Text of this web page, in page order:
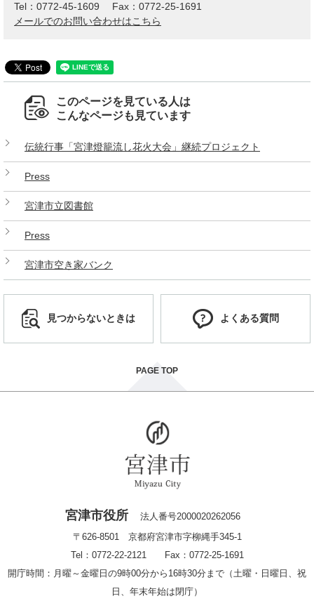
Tel：0772-45-1609
Fax：0772-25-1691
メールでのお問い合わせはこちら
このページを見ている人は
こんなページも見ています
伝統行事「宮津燈籠流し花火大会」継続プロジェクト
Press
宮津市立図書館
Press
宮津市空き家バンク
見つからないときは よくある質問
PAGE TOP
宮津市役所
法人番号2000020262056
〒626-8501 京都府宮津市字柳縄手345-1
Tel：0772-22-2121 Fax：0772-25-1691
開庁時間：月曜～金曜日の9時00分から16時30分まで（土曜・日曜日、祝
日、年末年始は閉庁）